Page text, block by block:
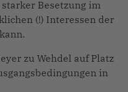
Besetzung im
(!) Interessen der
zu Wehdel auf Platz
in